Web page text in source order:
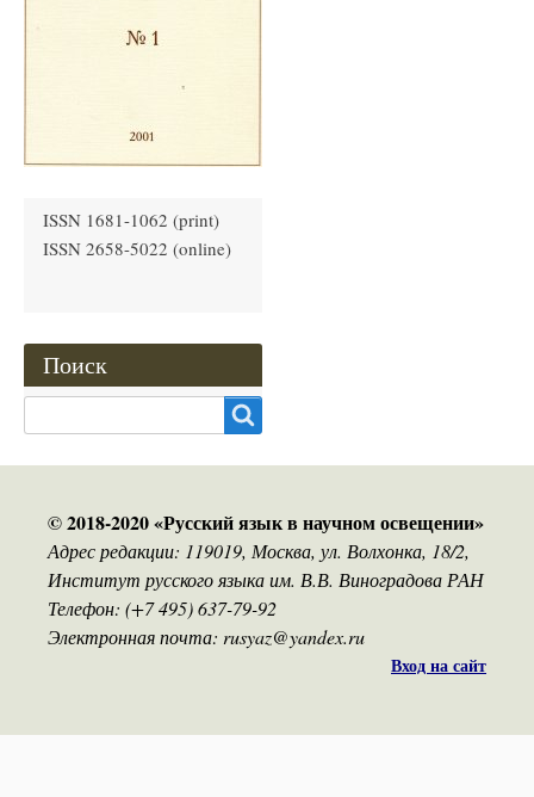
ISSN 1681-1062 (print)
ISSN 2658-5022 (online)
Поиск
© 2018-2020 «Русский язык в научном освещении»
Адрес редакции: 119019, Москва, ул. Волхонка, 18/2,
Институт русского языка им. В.В. Виноградова РАН
Телефон: (+7 495) 637-79-92
Электронная почта: rusyaz@yandex.ru
Вход на сайт